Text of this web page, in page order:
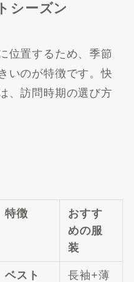
シーズン
位置するため、季節
いのが特徴です。快
、訪問時期の選び方
特徴
おすす
めの服
装
ベスト
長袖+薄